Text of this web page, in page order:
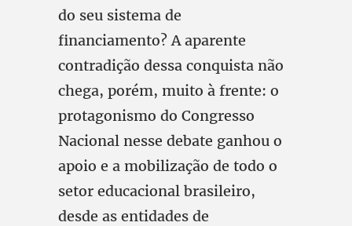
do seu sistema de
financiamento? A aparente
contradição dessa conquista não
chega, porém, muito à frente: o
protagonismo do Congresso
Nacional nesse debate ganhou o
apoio e a mobilização de todo o
setor educacional brasileiro,
desde as entidades de